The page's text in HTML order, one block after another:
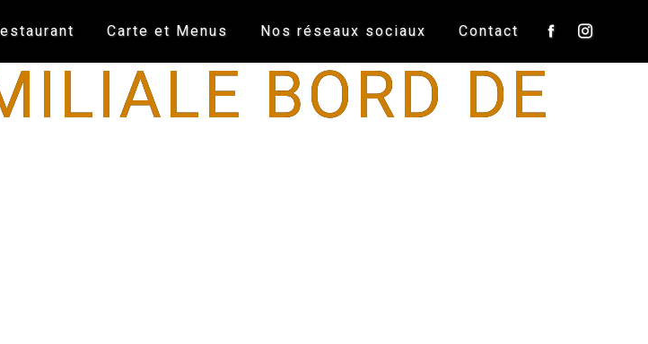
Carte et Menus Nos réseaux sociaux Contact
BORD DE